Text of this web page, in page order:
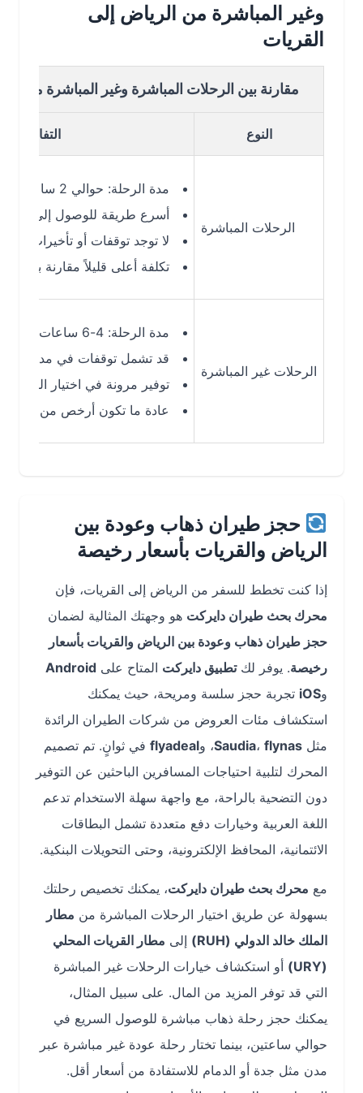
وغير المباشرة من الرياض إلى
القريات
مقارنة بين الرحلات المباشرة وغير المباشرة من الرياض
التفاصيل
الرحلات المباشرة
مدة الرحلة: حوالي 2 ساعة
أسرع طريقة للوصول إلى القريات
لا توجد توقفات أو تأخيرات إضافية
تكلفة أعلى قليلاً مقارنة بالرحلات
الرحلات غير المباشرة
مدة الرحلة: 4-6 ساعات (حسب التوقف)
قد تشمل توقفات في مدن مثل جدة أو
توفير مرونة في اختيار الوجهات
عادة ما تكون أرخص من الرحلات
حجز طيران ذهاب وعودة بين
الرياض والقريات بأسعار رخيصة
إذا كنت تخطط للسفر من الرياض إلى القريات، فإن
محرك بحث طيران دايركتهو وجهتك المثالية لضمان
حجز طيران ذهاب وعودة بين الرياض والقريات بأسعار
رخيصة . يوفر لكتطبيق دايركتالمتاح علىAndroid
تجربة حجز سلسة ومريحة، حيث يمكنك
استكشاف مئات العروض من شركات الطيران الرائدة
Saudia،flynas ، وflyadealفي ثوانٍ. تم تصميم
المحرك لتلبية احتياجات المسافرين الباحثين عن التوفير
دون التضحية بالراحة، مع واجهة سهلة الاستخدام تدعم
اللغة العربية وخيارات دفع متعددة تشمل البطاقات
الائتمانية، المحافظ الإلكترونية، وحتى التحويلات البنكية.
محرك بحث طيران دايركت، يمكنك تخصيص رحلتك
بسهولة عن طريق اختيار الرحلات المباشرة من مطار
الملك خالد الدولي (RUH)
إلىمطار القريات المحلي
أو استكشاف خيارات الرحلات غير المباشرة
التي قد توفر المزيد من المال. على سبيل المثال،
يمكنك حجز رحلة ذهاب مباشرة للوصول السريع في
حوالي ساعتين، بينما تختار رحلة عودة غير مباشرة عبر
مدن مثل جدة أو الدمام للاستفادة من أسعار أقل.